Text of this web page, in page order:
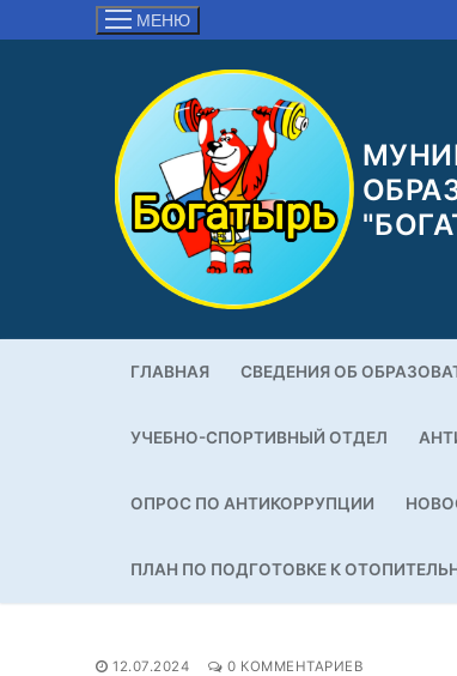
к
МЕНЮ
ГЛАВНАЯ СВЕДЕНИЯ ОБ
УЧЕБНО-СПОРТИВНЫЙ ОТДЕЛ
ОПРОС ПО АНТИКОРРУПЦИИ
ПЛАН ПО ПОДГОТОВКЕ К
12.07.2024 0 КОММЕНТАРИЕВ